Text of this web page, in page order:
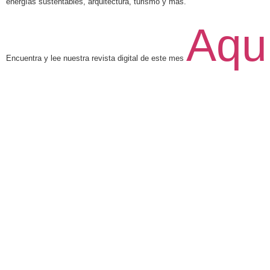
Encuentra y lee nuestra revista digital de este mes